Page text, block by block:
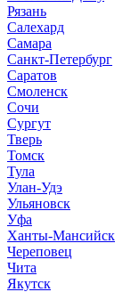
Рязань
Салехард
Самара
Санкт-Петербург
Саратов
Смоленск
Сочи
Сургут
Тверь
Томск
Тула
Улан-Удэ
Ульяновск
Уфа
Ханты-Мансийск
Череповец
Чита
Якутск